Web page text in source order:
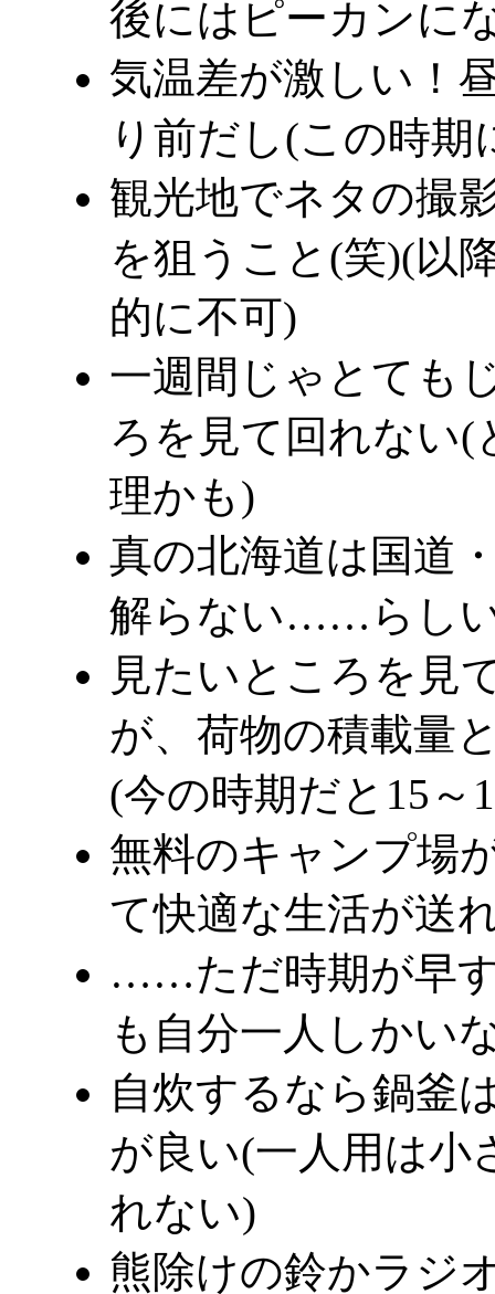
後にはピーカンに
気温差が激しい！
り前だし(この時
観光地でネタの撮
を狙うこと(笑)(以
的に不可)
一週間じゃとても
ろを見て回れない
理かも)
真の北海道は国道
解らない……らし
見たいところを見
が、荷物の積載量
(今の時期だと15～
無料のキャンプ場
て快適な生活が送
……ただ時期が早
も自分一人しかい
自炊するなら鍋釜
が良い(一人用は小
れない)
熊除けの鈴かラジ